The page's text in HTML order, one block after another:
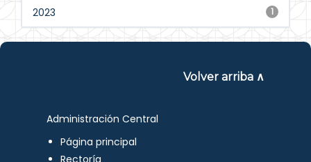
1
2023
Volver arriba ∧
Administración Central
Página principal
Rectoría